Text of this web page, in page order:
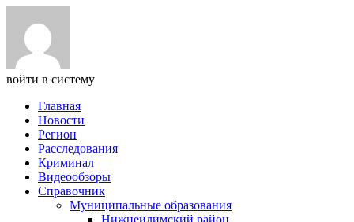
войти в систему
Главная
Новости
Регион
Расследования
Криминал
Видеообзоры
Справочник
Муниципальные образования
Нижнеилимский район